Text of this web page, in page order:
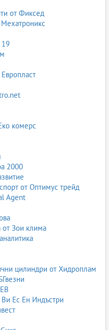
от Фиксед
19
комерс
2000
от Оптимус трейд
Agent
от Зои клима
цилиндри от Хидроплам
Ви Ес Ен Индъстри